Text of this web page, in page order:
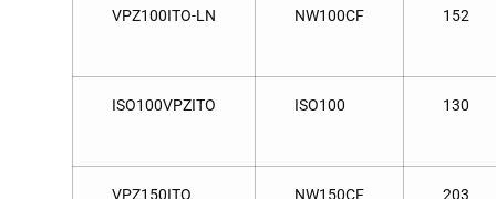
VPZ100ITO-LN NW100CF 152
ISO100VPZITO ISO100 130
VPZ150ITO NW150CF 203